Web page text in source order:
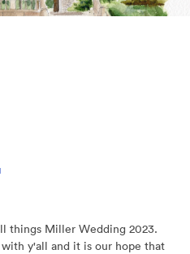
things Miller Wedding 2023.
y'all and it is our hope that